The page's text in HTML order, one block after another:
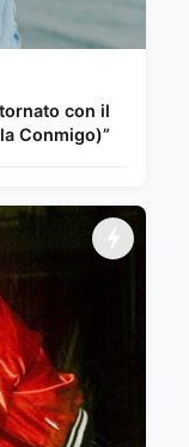
con il
Conmigo)”